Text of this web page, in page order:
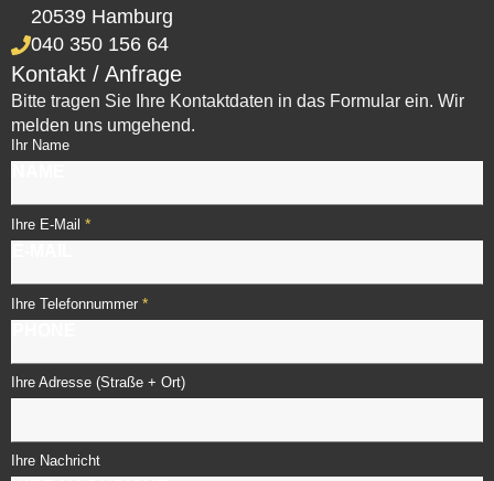
20539 Hamburg
040 350 156 64
Kontakt / Anfrage
Bitte tragen Sie Ihre Kontaktdaten in das Formular ein. Wir
melden uns umgehend.
Ihr Name
Ihre E-Mail *
Ihre Telefonnummer *
Ihre Adresse (Straße + Ort)
Ihre Nachricht